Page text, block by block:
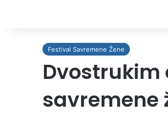
Festival Savremene Žene
Dvostrukim
savremene